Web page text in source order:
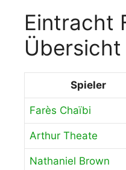
Eintracht
Übersicht
Spieler
Farès Chaïbi
Arthur Theate
Nathaniel Brown